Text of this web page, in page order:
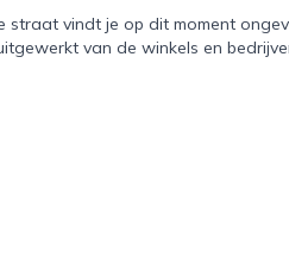
vindt je op dit moment
van de winkels en